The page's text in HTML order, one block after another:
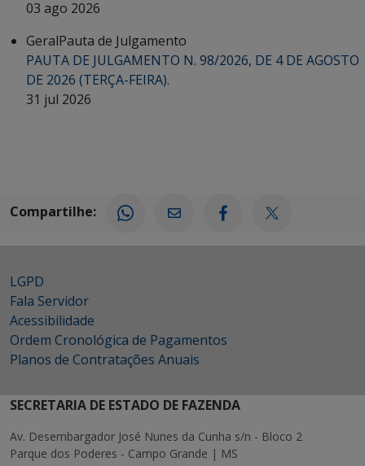
03 ago 2026
GeralPauta de Julgamento
PAUTA DE JULGAMENTO N. 98/2026, DE 4 DE AGOSTO
DE 2026 (TERÇA-FEIRA).
31 jul 2026
Compartilhe:
LGPD
Fala Servidor
Acessibilidade
Ordem Cronológica de Pagamentos
Planos de Contratações Anuais
SECRETARIA DE ESTADO DE FAZENDA
Av. Desembargador José Nunes da Cunha s/n - Bloco 2
Parque dos Poderes - Campo Grande | MS